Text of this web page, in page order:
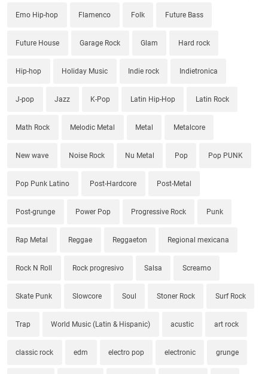
Emo Hip-hop Flamenco Folk Future Bass
Future House Garage Rock Glam Hard rock
Hip-hop Holiday Music Indie rock Indietronica
J-pop Jazz K-Pop Latin Hip-Hop Latin Rock
Math Rock Melodic Metal Metal Metalcore
New wave Noise Rock Nu Metal Pop Pop PUNK
Pop Punk Latino Post-Hardcore Post-Metal
Post-grunge Power Pop Progressive Rock Punk
Rap Metal Reggae Reggaeton Regional mexicana
Rock N Roll Rock progresivo Salsa Screamo
Skate Punk Slowcore Soul Stoner Rock Surf Rock
Trap World Music (Latin & Hispanic) acustic art rock
classic rock edm electro pop electronic grunge